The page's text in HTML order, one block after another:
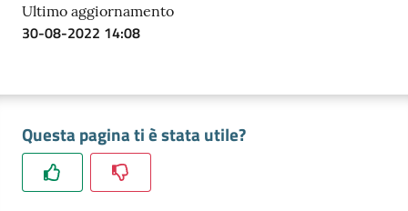
Ultimo aggiornamento
30-08-2022 14:08
Questa pagina ti è stata utile?